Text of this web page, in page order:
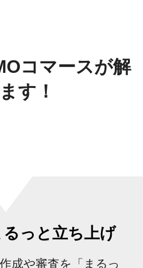
コマースが解
す！
っと立ち上げ
成や審査を「まるっ